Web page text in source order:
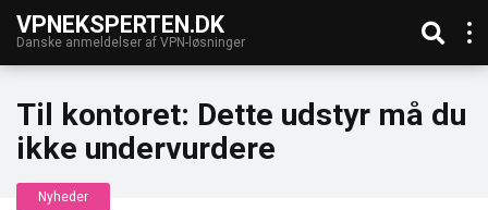
VPNEKSPERTEN.DK
Danske anmeldelser af VPN-løsninger
Til kontoret: Dette udstyr må du
ikke undervurdere
Nyheder